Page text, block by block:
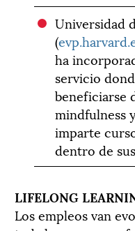
Universidad
(
ha
servicio
beneficiarse
mindfulness
imparte
dentro de
LIFELONG
Los empleos van